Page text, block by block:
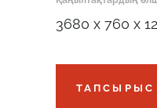
3680 x 760 x
ТАПСЫРЫС